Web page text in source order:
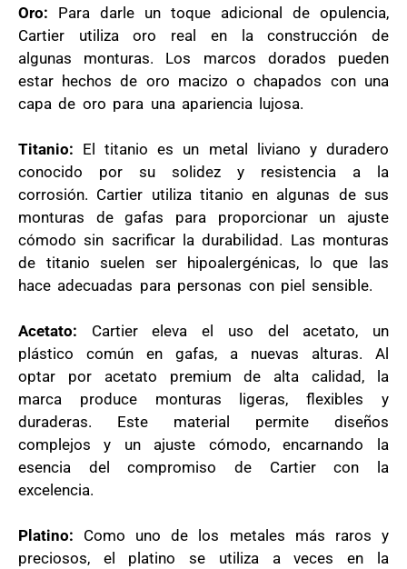
Oro: Para darle un toque adicional de opulencia,
Cartier utiliza oro real en la construcción de
algunas monturas. Los marcos dorados pueden
estar hechos de oro macizo o chapados con una
capa de oro para una apariencia lujosa.
Titanio: El titanio es un metal liviano y duradero
conocido por su solidez y resistencia a la
corrosión. Cartier utiliza titanio en algunas de sus
monturas de gafas para proporcionar un ajuste
cómodo sin sacrificar la durabilidad. Las monturas
de titanio suelen ser hipoalergénicas, lo que las
hace adecuadas para personas con piel sensible.
Acetato: Cartier eleva el uso del acetato, un
plástico común en gafas, a nuevas alturas. Al
optar por acetato premium de alta calidad, la
marca produce monturas ligeras, flexibles y
duraderas. Este material permite diseños
complejos y un ajuste cómodo, encarnando la
esencia del compromiso de Cartier con la
excelencia.
Platino: Como uno de los metales más raros y
preciosos, el platino se utiliza a veces en la